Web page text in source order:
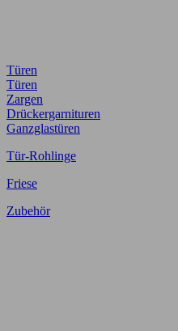
Türen
Türen
Zargen
Drückergarnituren
Ganzglastüren
Tür-Rohlinge
Friese
Zubehör